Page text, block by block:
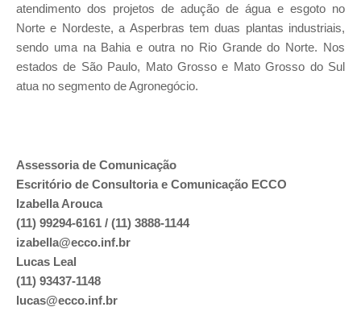
atendimento dos projetos de adução de água e esgoto no
Norte e Nordeste, a Asperbras tem duas plantas industriais,
sendo uma na Bahia e outra no Rio Grande do Norte. Nos
estados de São Paulo, Mato Grosso e Mato Grosso do Sul
atua no segmento de Agronegócio.
Assessoria de Comunicação
Escritório de Consultoria e Comunicação ECCO
Izabella Arouca
(11) 99294-6161 / (11) 3888-1144
izabella@ecco.inf.br
Lucas Leal
(11) 93437-1148
lucas@ecco.inf.br